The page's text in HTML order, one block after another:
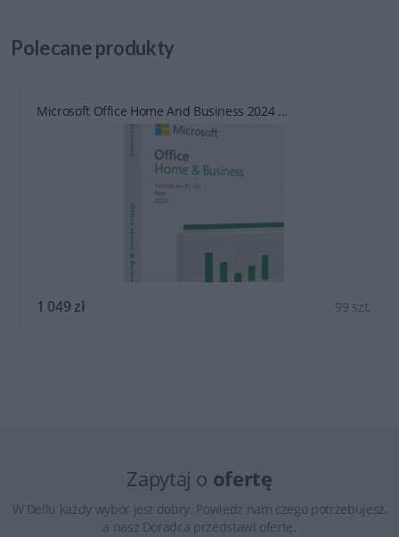
Polecaneprodukty
Microsoft Office Home And Business 2024 ...
1 049 zł 99 szt.
Zapytaj o ofertę
W Dellu każdy wybór jest dobry. Powiedz nam czego potrzebujesz,
a nasz Doradca przedstawi ofertę.